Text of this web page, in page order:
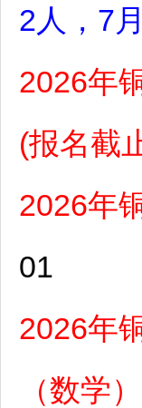
2人，7
2026年
(报名截
2026年
01
2026年
（数学）